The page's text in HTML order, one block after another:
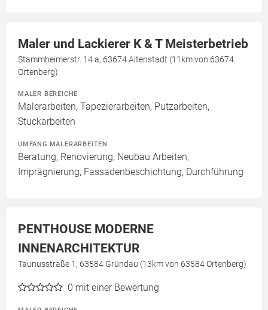
Maler und Lackierer K & T Meisterbetrieb
Stammheimerstr. 14 a, 63674 Altenstadt (11km von 63674
Ortenberg)
MALER BEREICHE
Malerarbeiten, Tapezierarbeiten, Putzarbeiten,
Stuckarbeiten
UMFANG MALERARBEITEN
Beratung, Renovierung, Neubau Arbeiten,
Imprägnierung, Fassadenbeschichtung, Durchführung
PENTHOUSE MODERNE
INNENARCHITEKTUR
Taunusstraße 1, 63584 Gründau (13km von 63584 Ortenberg)
0 mit einer Bewertung